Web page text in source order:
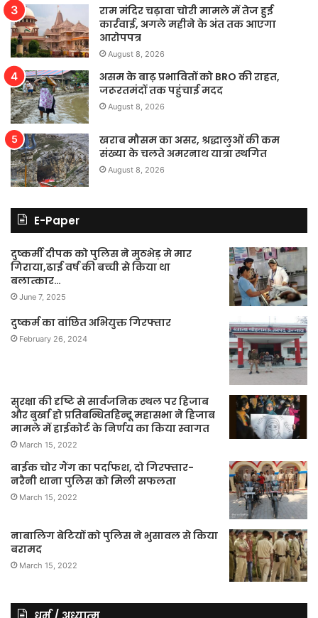
राम मंदिर चढ़ावा चोरी मामले में तेज हुई
कार्रवाई, अगले महीने के अंत तक आएगा
आरोपपत्र
August 8, 2026
असम के बाढ़ प्रभावितों को BRO की राहत,
जरूरतमंदों तक पहुंचाई मदद
August 8, 2026
खराब मौसम का असर, श्रद्धालुओं की कम
संख्या के चलते अमरनाथ यात्रा स्थगित
August 8, 2026
E-Paper
दुष्कर्मी दीपक को पुलिस ने मुठभेड़ मे मार
गिराया,ढाई वर्ष की बच्ची से किया था
बलात्कार…
June 7, 2025
दुष्कर्म का वांछित अभियुक्त गिरफ्तार
February 26, 2024
सुरक्षा की दृष्टि से सार्वजनिक स्थल पर हिजाब
और बुर्खा हो प्रतिबन्धितहिन्दू महासभा ने हिजाब
मामले में हाईकोर्ट के निर्णय का किया स्वागत
March 15, 2022
बाईक चोर गैंग का पर्दाफश, दो गिरफ्तार-
नरैनी थाना पुलिस को मिली सफलता
March 15, 2022
नाबालिग बेटियों को पुलिस ने भुसावल से किया
बरामद
March 15, 2022